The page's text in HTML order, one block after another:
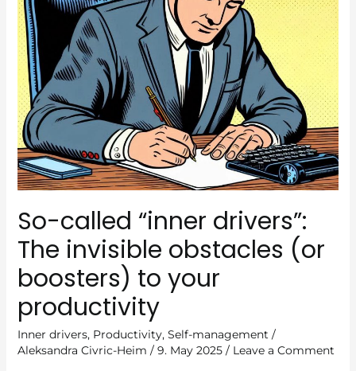
So-called “inner drivers”:
The invisible obstacles (or
boosters) to your
productivity
Inner drivers, Productivity, Self-management /
Aleksandra Civric-Heim / 9. May 2025 / Leave a Comment